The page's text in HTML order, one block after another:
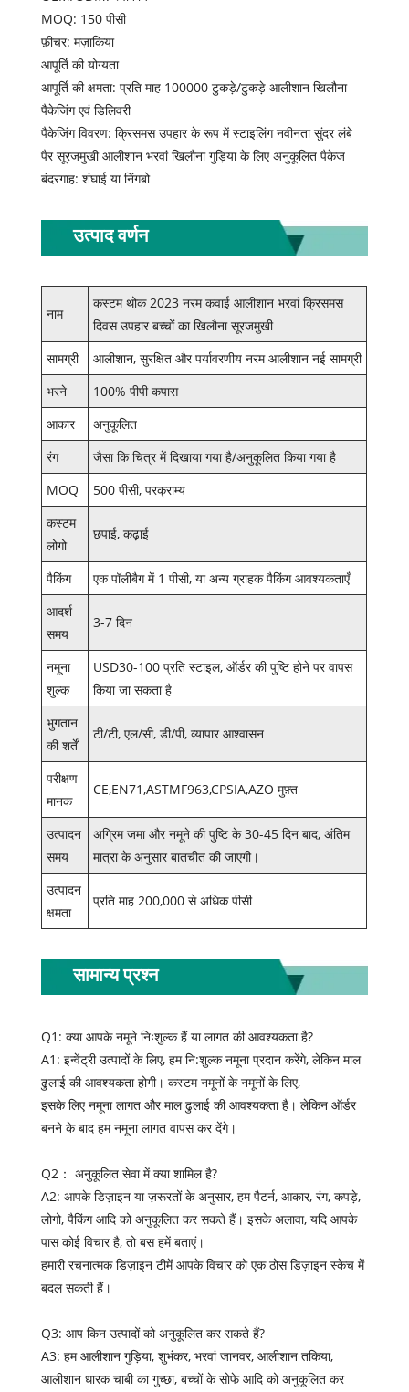
MOQ: 150 पीसी
फ़ीचर: मज़ाकिया
आपूर्ति की योग्यता
आपूर्ति की क्षमता: प्रति माह 100000 टुकड़े/टुकड़े आलीशान खिलौना
पैकेजिंग एवं डिलिवरी
पैकेजिंग विवरण: क्रिसमस उपहार के रूप में स्टाइलिंग नवीनता सुंदर लंबे
पैर सूरजमुखी आलीशान भरवां खिलौना गुड़िया के लिए अनुकूलित पैकेज
बंदरगाह: शंघाई या निंगबो
उत्पाद वर्णन
नाम
कस्टम थोक 2023 नरम कवाई आलीशान भरवां क्रिसमस
दिवस उपहार बच्चों का खिलौना सूरजमुखी
सामग्री
आलीशान, सुरक्षित और पर्यावरणीय नरम आलीशान नई सामग्री
भरने
100% पीपी कपास
आकार
अनुकूलित
रंग
जैसा कि चित्र में दिखाया गया है/अनुकूलित किया गया है
MOQ
500 पीसी, परक्राम्य
कस्टम
लोगो
छपाई, कढ़ाई
पैकिंग
एक पॉलीबैग में 1 पीसी, या अन्य ग्राहक पैकिंग आवश्यकताएँ
आदर्श
समय
3-7 दिन
नमूना
शुल्क
USD30-100 प्रति स्टाइल, ऑर्डर की पुष्टि होने पर वापस
किया जा सकता है
भुगतान
की शर्तें
टी/टी, एल/सी, डी/पी, व्यापार आश्वासन
परीक्षण
मानक
CE,EN71,ASTMF963,CPSIA,AZO मुफ़्त
उत्पादन
समय
अग्रिम जमा और नमूने की पुष्टि के 30-45 दिन बाद, अंतिम
मात्रा के अनुसार बातचीत की जाएगी।
उत्पादन
क्षमता
प्रति माह 200,000 से अधिक पीसी
सामान्य प्रश्न
Q1: क्या आपके नमूने निःशुल्क हैं या लागत की आवश्यकता है?
A1: इन्वेंट्री उत्पादों के लिए, हम नि:शुल्क नमूना प्रदान करेंगे, लेकिन माल
ढुलाई की आवश्यकता होगी। कस्टम नमूनों के नमूनों के लिए,
इसके लिए नमूना लागत और माल ढुलाई की आवश्यकता है। लेकिन ऑर्डर
बनने के बाद हम नमूना लागत वापस कर देंगे।
Q2： अनुकूलित सेवा में क्या शामिल है?
A2: आपके डिज़ाइन या ज़रूरतों के अनुसार, हम पैटर्न, आकार, रंग, कपड़े,
लोगो, पैकिंग आदि को अनुकूलित कर सकते हैं। इसके अलावा, यदि आपके
पास कोई विचार है, तो बस हमें बताएं।
हमारी रचनात्मक डिज़ाइन टीमें आपके विचार को एक ठोस डिज़ाइन स्केच में
बदल सकती हैं।
Q3: आप किन उत्पादों को अनुकूलित कर सकते हैं?
A3: हम आलीशान गुड़िया, शुभंकर, भरवां जानवर, आलीशान तकिया,
आलीशान धारक चाबी का गुच्छा, बच्चों के सोफे आदि को अनुकूलित कर